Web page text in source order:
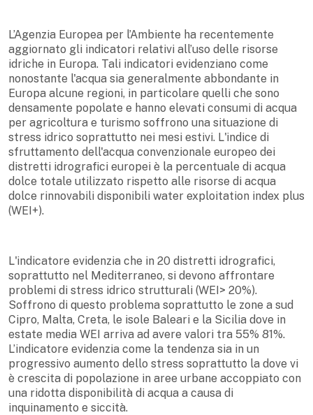
L’Agenzia Europea per l’Ambiente ha recentemente
aggiornato gli indicatori relativi all’uso delle risorse
idriche in Europa. Tali indicatori evidenziano come
nonostante l'acqua sia generalmente abbondante in
Europa alcune regioni, in particolare quelli che sono
densamente popolate e hanno elevati consumi di acqua
per agricoltura e turismo soffrono una situazione di
stress idrico soprattutto nei mesi estivi. L'indice di
sfruttamento dell'acqua convenzionale europeo dei
distretti idrografici europei è la percentuale di acqua
dolce totale utilizzato rispetto alle risorse di acqua
dolce rinnovabili disponibili water exploitation index plus
(WEI+).
L'indicatore evidenzia che in 20 distretti idrografici,
soprattutto nel Mediterraneo, si devono affrontare
problemi di stress idrico strutturali (WEI> 20%).
Soffrono di questo problema soprattutto le zone a sud
Cipro, Malta, Creta, le isole Baleari e la Sicilia dove in
estate media WEI arriva ad avere valori tra 55% 81%.
L’indicatore evidenzia come la tendenza sia in un
progressivo aumento dello stress soprattutto la dove vi
è crescita di popolazione in aree urbane accoppiato con
una ridotta disponibilità di acqua a causa di
inquinamento e siccità.